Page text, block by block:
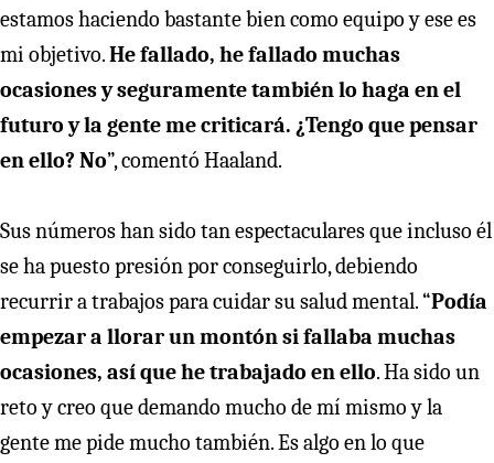
estamos haciendo bastante bien como equipo y ese es
mi objetivo.He fallado, he fallado muchas
ocasiones y seguramente también lo haga en el
futuro y la gente me criticará. ¿Tengo que pensar
en ello? No”, comentó Haaland.
Sus números han sido tan espectaculares que incluso él
se ha puesto presión por conseguirlo, debiendo
recurrir a trabajos para cuidar su salud mental. “Podía
empezar a llorar un montón si fallaba muchas
ocasiones, así que he trabajado en ello. Ha sido un
reto y creo que demando mucho de mí mismo y la
gente me pide mucho también. Es algo en lo que